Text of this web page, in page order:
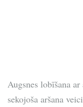
Augsnes lobīšana
sekojoša aršana